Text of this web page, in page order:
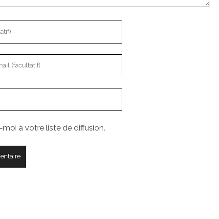
moi à votre liste de diffusion.